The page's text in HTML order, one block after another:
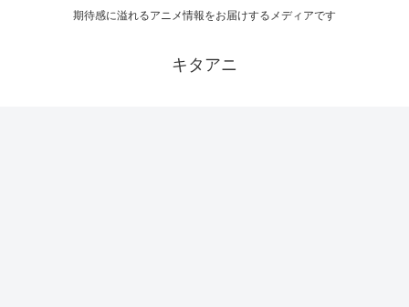
期待感に溢れるアニメ情報をお届けするメディアです
キタアニ